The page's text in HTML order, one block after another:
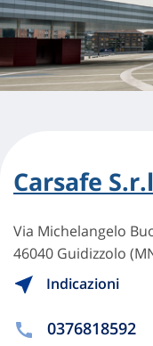
Carsafe
Via Michelangelo
46040 Guidizzolo
Indicazioni
0376818592